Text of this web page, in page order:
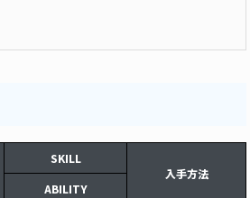
SKILL
入手方法
ABILITY